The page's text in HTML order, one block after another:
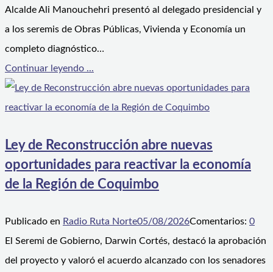
Alcalde Ali Manouchehri presentó al delegado presidencial y
a los seremis de Obras Públicas, Vivienda y Economía un
completo diagnóstico…
Continuar leyendo ...
Ley de Reconstrucción abre nuevas
oportunidades para reactivar la economía
de la Región de Coquimbo
Publicado en Radio Ruta Norte05/08/2026Comentarios: 0
El Seremi de Gobierno, Darwin Cortés, destacó la aprobación
del proyecto y valoró el acuerdo alcanzado con los senadores